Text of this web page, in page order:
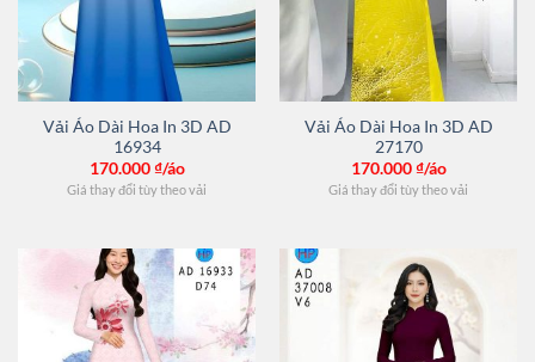
Vải Áo Dài Hoa In 3D AD
16934
170.000₫/áo
Giá thay đổi tùy theo vải
Vải Áo Dài Hoa In 3D AD
27170
170.000₫/áo
Giá thay đổi tùy theo vải